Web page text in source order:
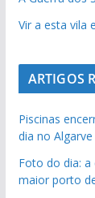
Vir a esta vila
ARTIGOS
Piscinas
dia no
Foto do dia:
maior porto